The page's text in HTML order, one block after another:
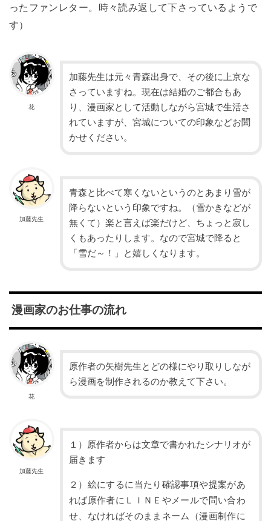
ったファンレター。時々読み返して下さっているようで
す）
花
加藤先生は元々青森出身で、その後に上京な
さっていますね。現在は結婚のご都合もあ
り、漫画家として活動しながら宮城で生活さ
れていますが、宮城についての印象などお聞
かせください。
加藤先生
青森と比べて寒くないというのとあまり雪が
降らないという印象ですね。（雪かきなどが
無くて）楽と言えば楽だけど、ちょっと寂し
くもあったりします。なので宮城で降ると
「雪だ～！」と嬉しくなります。
漫画家のお仕事の流れ
花
原作者の矢樹先生とどの様にやり取りしなが
ら漫画を制作されるのか教えて下さい。
加藤先生
１）原作者からは文章で書かれたシナリオが
届きます
２）絵にするに当たり確認事項や提案があ
れば原作者にＬＩＮＥやメールで問い合わ
せ、なければそのままネーム（漫画制作に